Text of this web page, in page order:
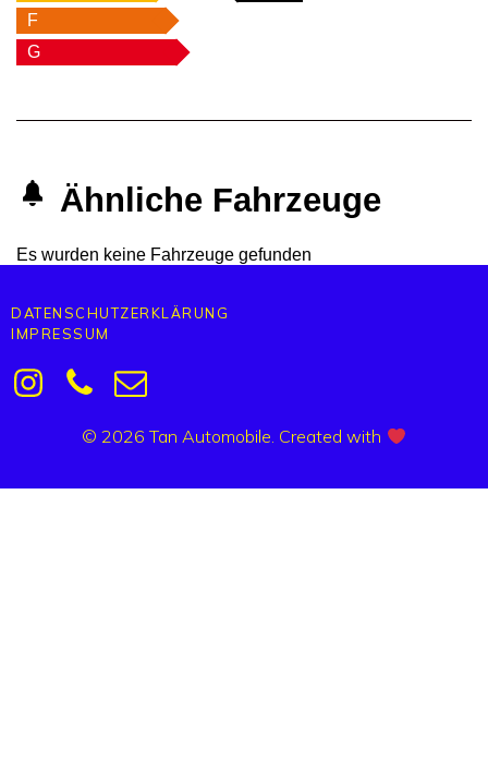
F
G
Ähnliche Fahrzeuge
Es wurden keine Fahrzeuge gefunden
DATENSCHUTZERKLÄRUNG
IMPRESSUM
© 2026 Tan Automobile. Created with